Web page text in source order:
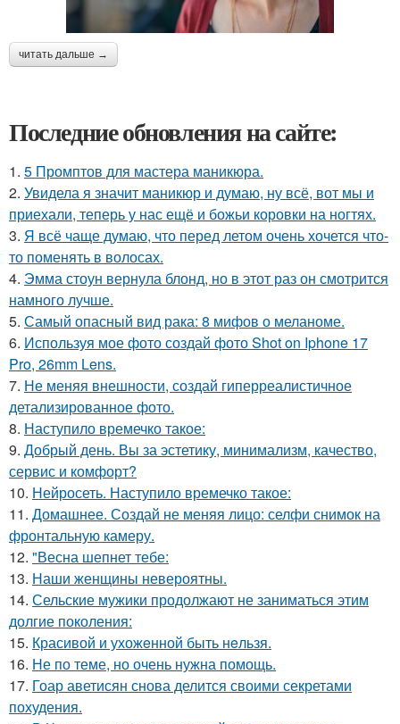
читать дальше →
Последние обновления на сайте:
1. 5 Промптов для мастера маникюра.
2. Увидела я значит маникюр и думаю, ну всё, вот мы и
приехали, теперь у нас ещё и божьи коровки на ногтях.
3. Я всё чаще думаю, что перед летом очень хочется что-
то поменять в волосах.
4. Эмма стоун вернула блонд, но в этот раз он смотрится
намного лучше.
5. Самый опасный вид рака: 8 мифов о меланоме.
6. Используя мое фото создай фото Shot on Iphone 17
Pro, 26mm Lens.
7. Не меняя внешности, создай гиперреалистичное
детализированное фото.
8. Наступило времечко такое:
9. Добрый день. Вы за эстетику, минимализм, качество,
сервис и комфорт?
10. Нейросеть. Наступило времечко такое:
11. Домашнее. Создай не меняя лицо: селфи снимок на
фронтальную камеру.
12. "Весна шепнет тебе:
13. Наши женщины невероятны.
14. Сельские мужики продолжают не заниматься этим
долгие поколения:
15. Красивой и ухожeнной быть нeльзя.
16. Не по теме, но очень нужна помощь.
17. Гоар аветисян снова делится своими секретами
похудения.